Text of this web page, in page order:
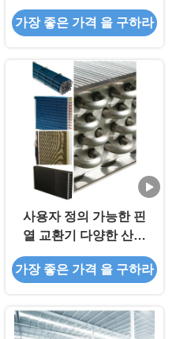
방
가장 좋은 가격 을 구하라
사용자 정의 가능한 핀
열 교환기 다양한 산업
판 핀 열 교환기
가장 좋은 가격 을 구하라